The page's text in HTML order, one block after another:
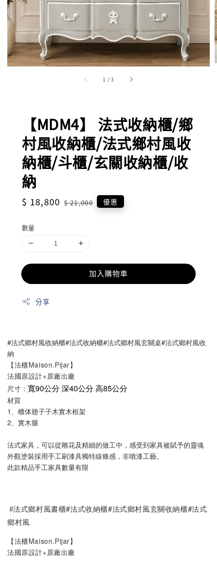
1 /3
【MDM4】 法式收納櫃/鄉
村風收納櫃/法式鄉村風收
納櫃/斗櫃/玄關收納櫃/收
納
Sale
$ 18,800 Regular
$ 21,000 優惠
數量
加入購物車
分享
#法式鄉村風收納櫃#法式收納櫃#法式鄉村風玄關桌#法式鄉村風收
納
【法櫃Maison.Pijar】
法國原設計+原廠出廠
尺寸： 寬90公分 深40公分 高85公分
材質
1、櫃体翅子子木實木框架
2、實木腿
法式家具，可以從雕花及精細的做工中，感受到家具被賦予的靈魂
外觀塗裝採用手工刷漆具獨特線條感，非噴漆工藝。
此款精品手工家具數量有限
#法式鄉村風書櫃#法式收納櫃#法式鄉村風玄關收納櫃#法式
鄉村風
【法櫃Maison.Pijar】
法國原設計+原廠出廠